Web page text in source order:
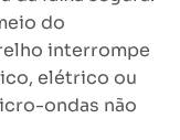
do
interrompe
elétrico ou
ondas não